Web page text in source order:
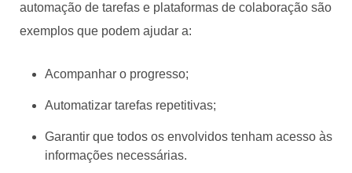
automação de tarefas e plataformas de colaboração são
exemplos que podem ajudar a:
Acompanhar o progresso;
Automatizar tarefas repetitivas;
Garantir que todos os envolvidos tenham acesso às
informações necessárias.